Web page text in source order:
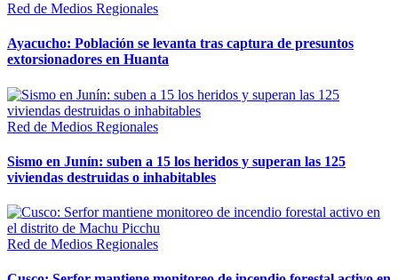
Red de Medios Regionales
Ayacucho: Población se levanta tras captura de presuntos
extorsionadores en Huanta
Red de Medios Regionales
Sismo en Junín: suben a 15 los heridos y superan las 125
viviendas destruidas o inhabitables
Red de Medios Regionales